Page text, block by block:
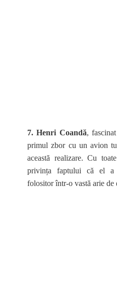
7. Henri Coandă,
primul zbor cu un avion
această realizare. Cu
privința faptului că el a
folositor într-o vastă arie de